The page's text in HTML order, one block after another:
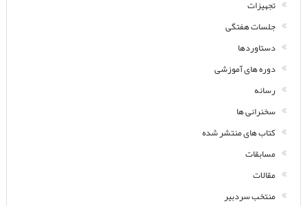
تجهیزات
جلسات هفتگی
دستاوردها
دوره های آموزشی
رسانه
سخنرانی ها
کتاب های منتشر شده
مسابقات
مقالات
منتخب سردبیر